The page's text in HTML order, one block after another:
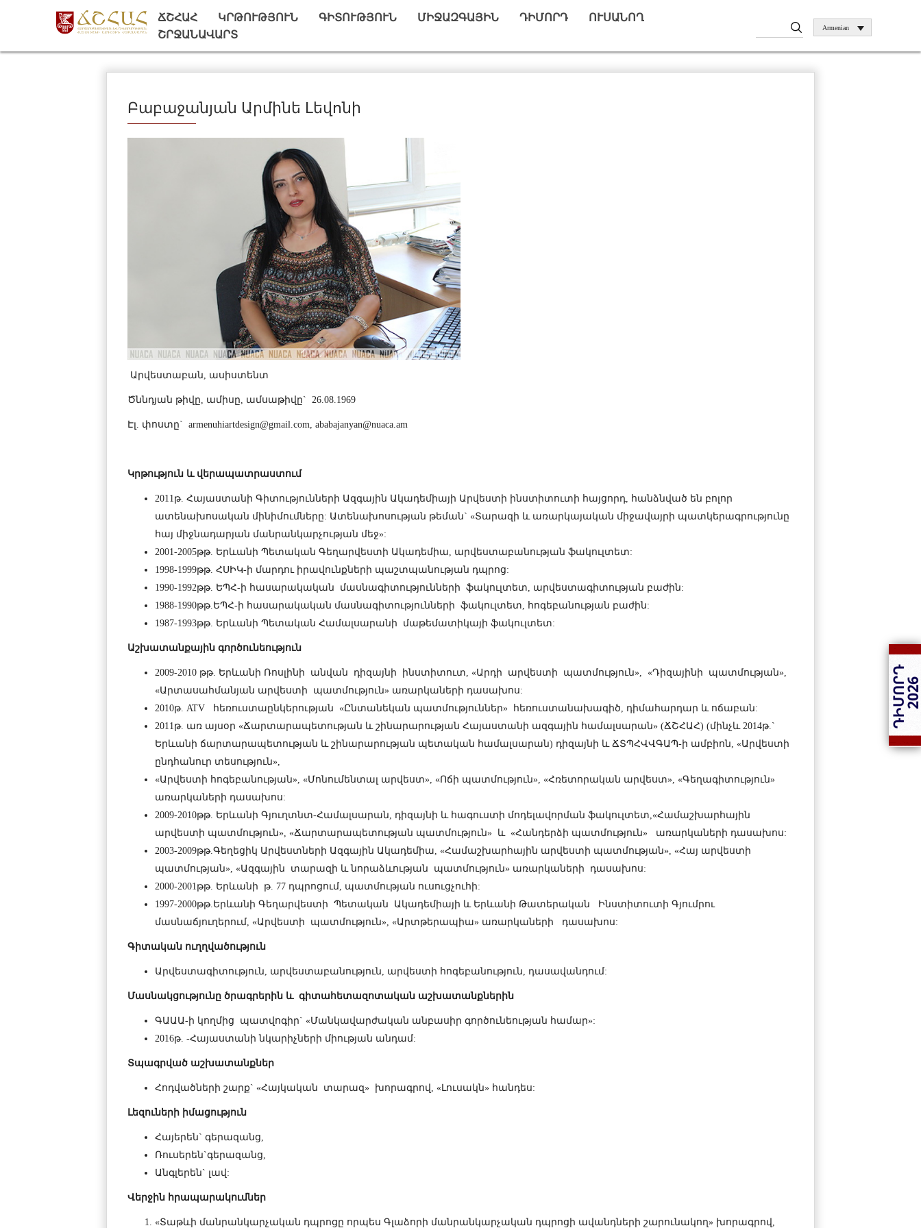
ՃՇՀԱՀ ԿՐԹՈՒԹՅՈՒՆ ԳԻՏՈՒԹՅՈՒՆ ՄԻՋԱԶԳԱՅԻՆ ԴԻՄՈՐԴ
ՈՒՍԱՆՈՂ
ՇՐՋԱՆԱՎԱՐՏ
Armenian
Բաբաջանյան Արմինե Լեվոնի
Արվեստաբան, ասիստենտ
Ծննդյան թիվը, ամիսը, ամսաթիվը` 26.08.1969
Էլ. փոստը` armenuhiartdesign@gmail.com ababajanyan@nuaca.am
Կրթություն և վերապատրաստում
2011թ. Հայաստանի Գիտությունների Ազգային Ակադեմիայի Արվեստի ինստիտուտի հայցորդ, հանձնված են բոլոր
ատենախոսական մինիմումները: Ատենախոսության թեման` «Տարազի և առարկայական միջավայրի պատկերագրությունը
հայ միջնադարյան մանրանկարչության մեջ»:
2001-2005թթ. Երևանի Պետական Գեղարվեստի Ակադեմիա, արվեստաբանության ֆակուլտետ:
1998-1999թթ. ՀՍԻԿ-ի մարդու իրավունքների պաշտպանության դպրոց:
1990-1992թթ. ԵՊՀ-ի հասարակական մասնագիտությունների ֆակուլտետ, արվեստագիտության բաժին:
1988-1990թթ.ԵՊՀ-ի հասարակական մասնագիտությունների ֆակուլտետ, հոգեբանության բաժին:
1987-1993թթ. Երևանի Պետական Համալսարանի մաթեմատիկայի ֆակուլտետ:
Աշխատանքային գործունեություն
2009-2010 թթ. Երևանի Ռոսլինի անվան դիզայնի ինստիտուտ, «Արդի արվեստի պատմություն», «Դիզայինի պատմության»,
«Արտասահմանյան արվեստի պատմություն» առարկաների դասախոս:
2010թ. ATV հեռուստաընկերության «Ընտանեկան պատմություններ» հեռուստանախագիծ, դիմահարդար և ոճաբան:
2011թ. առ այսօր «Ճարտարապետության և շինարարության Հայաստանի ազգային համալսարան» (ՃՇՀԱՀ) (մինչև 2014թ.`
Երևանի ճարտարապետության և շինարարության պետական համալսարան) դիզայնի և ՃՏՊՀՎՎԳԱՊ-ի ամբիոն, «Արվեստի
ընդհանուր տեսություն»,
«Արվեստի հոգեբանության», «Մոնումենտալ արվեստ», «Ոճի պատմություն», «Հռետորական արվեստ», «Գեղագիտություն»
առարկաների դասախոս:
2009-2010թթ. Երևանի Գյուղտնտ-Համալսարան, դիզայնի և հագուստի մոդելավորման ֆակուլտետ,«Համաշխարհային
արվեստի պատմություն», «Ճարտարապետության պատմություն» և «Հանդերձի պատմություն» առարկաների դասախոս:
2003-2009թթ.Գեղեցիկ Արվեստների Ազգային Ակադեմիա, «Համաշխարհային արվեստի պատմության», «Հայ արվեստի
պատմության», «Ազգային տարազի և նորաձևության պատմություն» առարկաների դասախոս:
2000-2001թթ. Երևանի թ. 77 դպրոցում, պատմության ուսուցչուհի:
1997-2000թթ.Երևանի Գեղարվեստի Պետական Ակադեմիայի և Երևանի Թատերական Ինստիտուտի Գյումրու
մասնաճյուղերում, «Արվեստի պատմություն», «Արտթերապիա» առարկաների դասախոս:
Գիտական ուղղվածություն
Արվեստագիտություն, արվեստաբանություն, արվեստի հոգեբանություն, դասավանդում:
Մասնակցությունը ծրագրերին և գիտահետազոտական աշխատանքներին
ԳԱԱԱ-ի կողմից պատվոգիր` «Մանկավարժական անբասիր գործունեության համար»:
2016թ. -Հայաստանի նկարիչների միության անդամ:
Տպագրված աշխատանքներ
Հոդվածների շարք` «Հայկական տարազ» խորագրով, «Լուսակն» հանդես:
Լեզուների իմացություն
Հայերեն` գերազանց,
Ռուսերեն`գերազանց,
Անգլերեն` լավ:
Վերջին հրապարակումներ
«Տաթևի մանրանկարչական դպրոցը որպես Գլաձորի մանրանկարչական դպրոցի ավանդների շարունակող» խորագրով,